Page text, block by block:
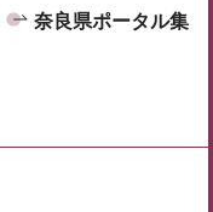
奈良県ポータル集